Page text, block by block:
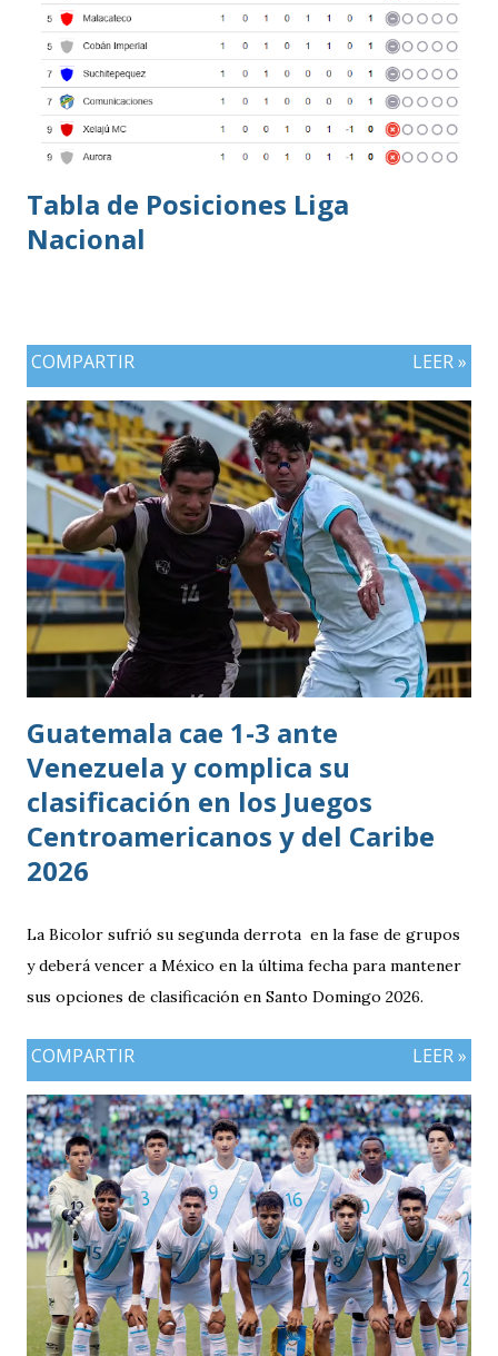
Tabla de Posiciones Liga
Nacional
COMPARTIR LEER »
Guatemala cae 1-3 ante
Venezuela y complica su
clasificación en los Juegos
Centroamericanos y del Caribe
2026
La Bicolor sufrió su segunda derrota en la fase de grupos
y deberá vencer a México en la última fecha para mantener
sus opciones de clasificación en Santo Domingo 2026.
COMPARTIR LEER »